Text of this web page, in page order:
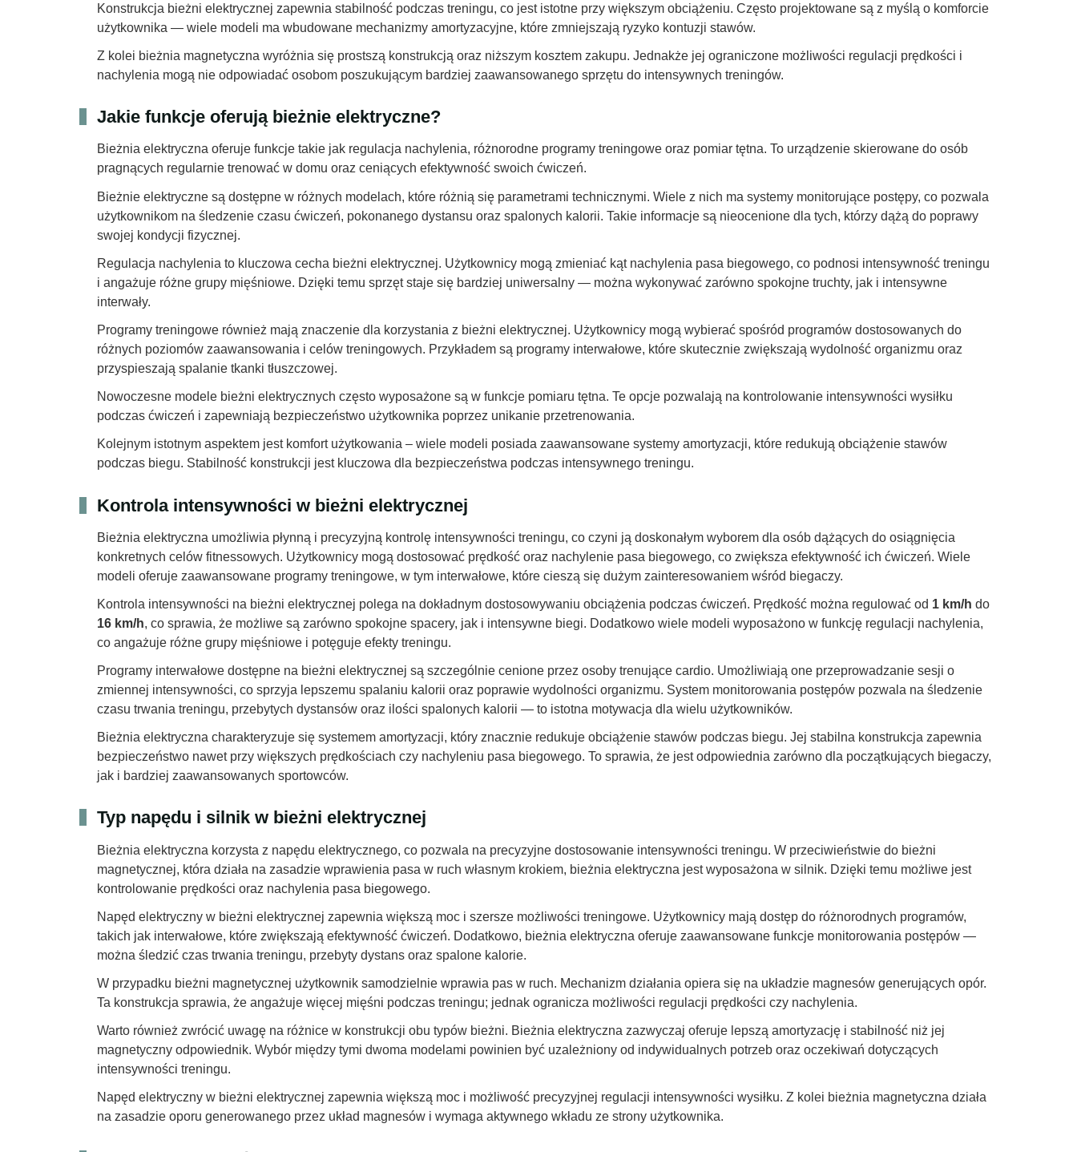
Konstrukcja bieżni elektrycznej zapewnia stabilność podczas treningu, co jest istotne przy większym obciążeniu. Często projektowane są z myślą o komforcie
użytkownika — wiele modeli ma wbudowane mechanizmy amortyzacyjne, które zmniejszają ryzyko kontuzji stawów.
Z kolei bieżnia magnetyczna wyróżnia się prostszą konstrukcją oraz niższym kosztem zakupu. Jednakże jej ograniczone możliwości regulacji prędkości i
nachylenia mogą nie odpowiadać osobom poszukującym bardziej zaawansowanego sprzętu do intensywnych treningów.
Jakie funkcje oferują bieżnie elektryczne?
Bieżnia elektryczna oferuje funkcje takie jak regulacja nachylenia, różnorodne programy treningowe oraz pomiar tętna. To urządzenie skierowane do osób
pragnących regularnie trenować w domu oraz ceniących efektywność swoich ćwiczeń.
Bieżnie elektryczne są dostępne w różnych modelach, które różnią się parametrami technicznymi. Wiele z nich ma systemy monitorujące postępy, co pozwala
użytkownikom na śledzenie czasu ćwiczeń, pokonanego dystansu oraz spalonych kalorii. Takie informacje są nieocenione dla tych, którzy dążą do poprawy
swojej kondycji fizycznej.
Regulacja nachylenia to kluczowa cecha bieżni elektrycznej. Użytkownicy mogą zmieniać kąt nachylenia pasa biegowego, co podnosi intensywność treningu
i angażuje różne grupy mięśniowe. Dzięki temu sprzęt staje się bardziej uniwersalny — można wykonywać zarówno spokojne truchty, jak i intensywne
interwały.
Programy treningowe również mają znaczenie dla korzystania z bieżni elektrycznej. Użytkownicy mogą wybierać spośród programów dostosowanych do
różnych poziomów zaawansowania i celów treningowych. Przykładem są programy interwałowe, które skutecznie zwiększają wydolność organizmu oraz
przyspieszają spalanie tkanki tłuszczowej.
Nowoczesne modele bieżni elektrycznych często wyposażone są w funkcje pomiaru tętna. Te opcje pozwalają na kontrolowanie intensywności wysiłku
podczas ćwiczeń i zapewniają bezpieczeństwo użytkownika poprzez unikanie przetrenowania.
Kolejnym istotnym aspektem jest komfort użytkowania – wiele modeli posiada zaawansowane systemy amortyzacji, które redukują obciążenie stawów
podczas biegu. Stabilność konstrukcji jest kluczowa dla bezpieczeństwa podczas intensywnego treningu.
Kontrola intensywności w bieżni elektrycznej
Bieżnia elektryczna umożliwia płynną i precyzyjną kontrolę intensywności treningu, co czyni ją doskonałym wyborem dla osób dążących do osiągnięcia
konkretnych celów fitnessowych. Użytkownicy mogą dostosować prędkość oraz nachylenie pasa biegowego, co zwiększa efektywność ich ćwiczeń. Wiele
modeli oferuje zaawansowane programy treningowe, w tym interwałowe, które cieszą się dużym zainteresowaniem wśród biegaczy.
Kontrola intensywności na bieżni elektrycznej polega na dokładnym dostosowywaniu obciążenia podczas ćwiczeń. Prędkość można regulować od 1 km/h do
16 km/h, co sprawia, że możliwe są zarówno spokojne spacery, jak i intensywne biegi. Dodatkowo wiele modeli wyposażono w funkcję regulacji nachylenia,
co angażuje różne grupy mięśniowe i potęguje efekty treningu.
Programy interwałowe dostępne na bieżni elektrycznej są szczególnie cenione przez osoby trenujące cardio. Umożliwiają one przeprowadzanie sesji o
zmiennej intensywności, co sprzyja lepszemu spalaniu kalorii oraz poprawie wydolności organizmu. System monitorowania postępów pozwala na śledzenie
czasu trwania treningu, przebytych dystansów oraz ilości spalonych kalorii — to istotna motywacja dla wielu użytkowników.
Bieżnia elektryczna charakteryzuje się systemem amortyzacji, który znacznie redukuje obciążenie stawów podczas biegu. Jej stabilna konstrukcja zapewnia
bezpieczeństwo nawet przy większych prędkościach czy nachyleniu pasa biegowego. To sprawia, że jest odpowiednia zarówno dla początkujących biegaczy,
jak i bardziej zaawansowanych sportowców.
Typ napędu i silnik w bieżni elektrycznej
Bieżnia elektryczna korzysta z napędu elektrycznego, co pozwala na precyzyjne dostosowanie intensywności treningu. W przeciwieństwie do bieżni
magnetycznej, która działa na zasadzie wprawienia pasa w ruch własnym krokiem, bieżnia elektryczna jest wyposażona w silnik. Dzięki temu możliwe jest
kontrolowanie prędkości oraz nachylenia pasa biegowego.
Napęd elektryczny w bieżni elektrycznej zapewnia większą moc i szersze możliwości treningowe. Użytkownicy mają dostęp do różnorodnych programów,
takich jak interwałowe, które zwiększają efektywność ćwiczeń. Dodatkowo, bieżnia elektryczna oferuje zaawansowane funkcje monitorowania postępów —
można śledzić czas trwania treningu, przebyty dystans oraz spalone kalorie.
W przypadku bieżni magnetycznej użytkownik samodzielnie wprawia pas w ruch. Mechanizm działania opiera się na układzie magnesów generujących opór.
Ta konstrukcja sprawia, że angażuje więcej mięśni podczas treningu; jednak ogranicza możliwości regulacji prędkości czy nachylenia.
Warto również zwrócić uwagę na różnice w konstrukcji obu typów bieżni. Bieżnia elektryczna zazwyczaj oferuje lepszą amortyzację i stabilność niż jej
magnetyczny odpowiednik. Wybór między tymi dwoma modelami powinien być uzależniony od indywidualnych potrzeb oraz oczekiwań dotyczących
intensywności treningu.
Napęd elektryczny w bieżni elektrycznej zapewnia większą moc i możliwość precyzyjnej regulacji intensywności wysiłku. Z kolei bieżnia magnetyczna działa
na zasadzie oporu generowanego przez układ magnesów i wymaga aktywnego wkładu ze strony użytkownika.